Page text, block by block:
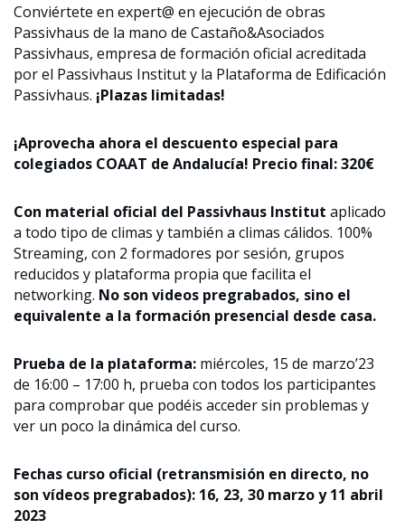
Conviértete en expert@ en ejecución de obras
Passivhaus de la mano de Castaño&Asociados
Passivhaus, empresa de formación oficial acreditada
por el Passivhaus Institut y la Plataforma de Edificación
Passivhaus. ¡Plazas limitadas!
¡Aprovecha ahora el descuento especial para
colegiados COAAT de Andalucía! Precio final: 320€
Con material oficial del Passivhaus Institut aplicado
a todo tipo de climas y también a climas cálidos. 100%
Streaming, con 2 formadores por sesión, grupos
reducidos y plataforma propia que facilita el
networking. No son videos pregrabados, sino el
equivalente a la formación presencial desde casa.
Prueba de la plataforma: miércoles, 15 de marzo’23
de 16:00 – 17:00 h, prueba con todos los participantes
para comprobar que podéis acceder sin problemas y
ver un poco la dinámica del curso.
Fechas curso oficial (retransmisión en directo, no
son vídeos pregrabados): 16, 23, 30 marzo y 11 abril
2023